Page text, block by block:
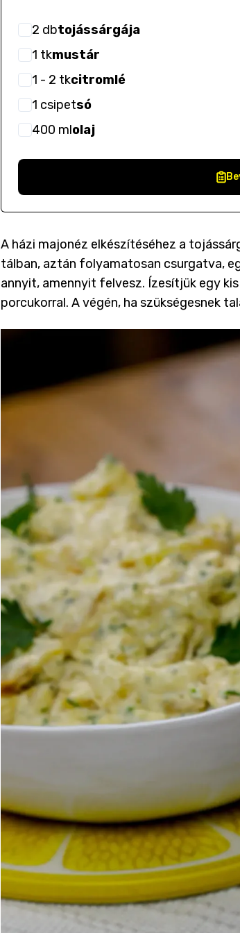
2 dbtojássárgája
1 tkmustár
1 - 2 tkcitromlé
1 csipetsó
400 mlolaj
A házi majonéz elkészítéséhez a
tálban, aztán folyamatosan csurgatva,
annyit, amennyit felvesz. Ízesítjük egy
porcukorral. A végén, ha szükségesnek